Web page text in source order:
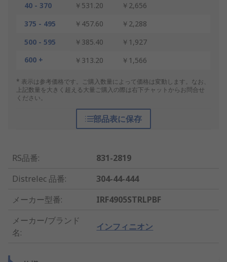
40 - 370
￥531.20
￥2,656
375 - 495
￥457.60
￥2,288
500 - 595
￥385.40
￥1,927
600 +
￥313.20 ￥1,566
* 表示は参考価格です。ご購入数量によって価格は変動します。なお、
上記数量を大きく超える大量ご購入の際は右下チャットからお問合せ
ください。
部品表に保存
RS品番:
831-2819
Distrelec 品番:
304-44-444
メーカー型番:
IRF4905STRLPBF
メーカー/ブランド
名:
インフィニオン